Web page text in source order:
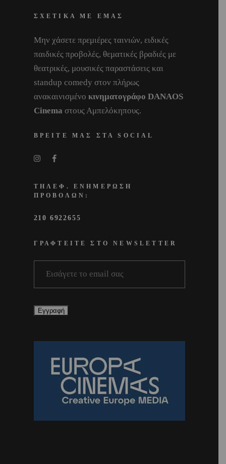
ΣΧΕΤΙΚΑ ΜΕ ΕΜΑΣ
Μην χάσετε πρεμιέρες ταινιών, ειδικές
παιδικές προβολές, θεματικές βραδιές με
θεατρικές, μουσικές παραστάσεις και
standup comedy στον πλήρως
ανακαινισμένο κινηματογράφο DANAOS
Cinema στους Αμπελόκηπους.
ΒΡΕΙΤΕ ΜΑΣ ΣΤΑ SOCIAL
ΤΗΛΕΦ. ΕΝΗΜΕΡΩΣΗ
ΠΡΟΒΟΛΩΝ:
210 6922655
ΓΡΑΦΤΕΙΤΕ ΣΤΟ NEWSLETTER